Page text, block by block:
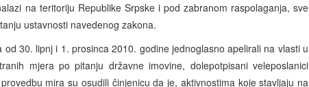
na teritoriju Republike Srpske i pod zabranom raspolaganja, sve
ustavnosti navedenog zakona.
30. lipnj i 1. prosinca 2010. godine jednoglasno apelirali na vlasti u
mjera po pitanju državne imovine, dolepotpisani veleposlanici
mira su osudili činjenicu da je, aktivnostima koje stavljaju na